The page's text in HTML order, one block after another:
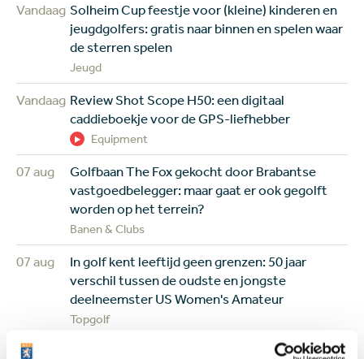
Vandaag Solheim Cup feestje voor (kleine) kinderen en
jeugdgolfers: gratis naar binnen en spelen waar
de sterren spelen
Jeugd
Vandaag Review Shot Scope H50: een digitaal
caddieboekje voor de GPS-liefhebber
Equipment
07 aug
Golfbaan The Fox gekocht door Brabantse
vastgoedbelegger: maar gaat er ook gegolft
worden op het terrein?
Banen & Clubs
07 aug
In golf kent leeftijd geen grenzen: 50 jaar
verschil tussen de oudste en jongste
deelneemster US Women's Amateur
Topgolf
07 aug Wisselbeker van jeugdtour gevonden in